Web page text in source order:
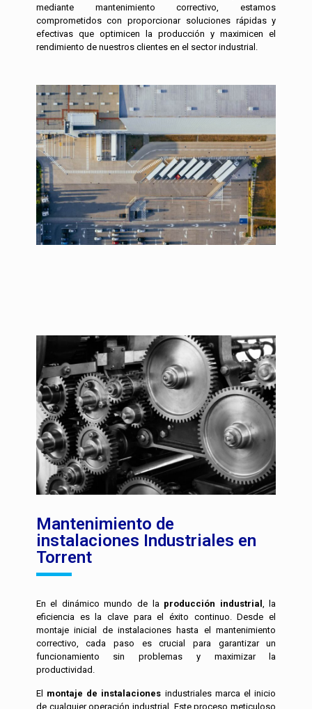
mediante mantenimiento correctivo, estamos
comprometidos con proporcionar soluciones rápidas y
efectivas que optimicen la producción y maximicen el
rendimiento de nuestros clientes en el sector industrial.
Mantenimiento de
instalaciones Industriales en
Torrent
En el dinámico mundo de la producción industrial , la
eficiencia es la clave para el éxito continuo. Desde el
montaje inicial de instalaciones hasta el mantenimiento
correctivo, cada paso es crucial para garantizar un
funcionamiento sin problemas y maximizar la
productividad.
El montaje de instalaciones industriales marca el inicio
de cualquier operación industrial. Este proceso meticuloso